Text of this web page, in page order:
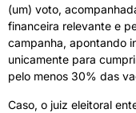
(um) voto,
financeira relevante e
campanha, apontando
unicamente para
pelo menos 30% das
Caso, o juiz eleitoral